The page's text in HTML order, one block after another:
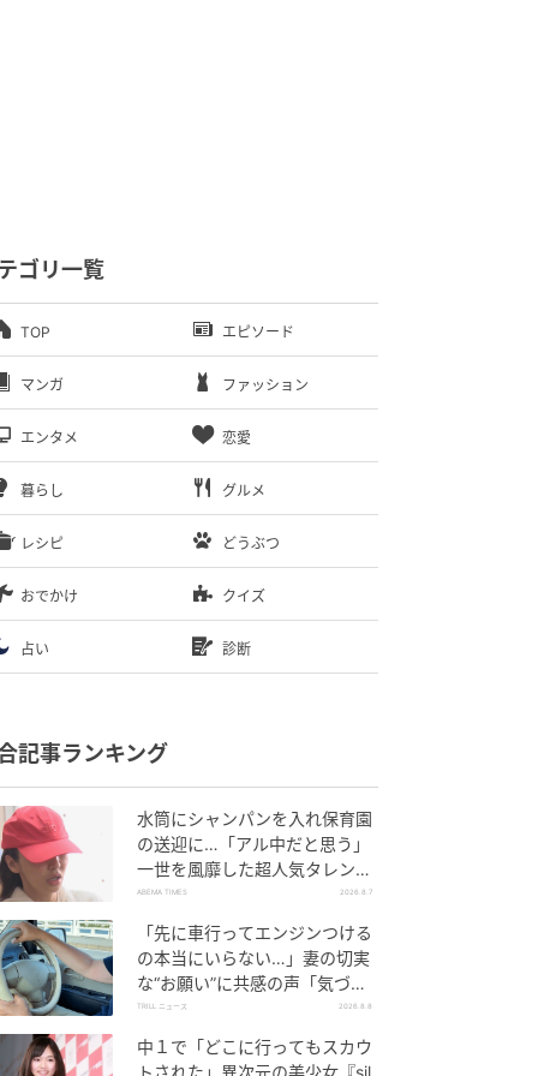
ゴリ一覧
TOP エピソード
マンガ ファッション
エンタメ 恋愛
暮らし グルメ
レシピ どうぶつ
おでかけ クイズ
占い 診断
記事ランキング
水筒にシャンパンを入れ保育園
の送迎に…「アル中だと思う」
一世を風靡した超人気タレン
ト、酒漬けだった日々を告白
ABEMA TIMES 2026.8.7
「先に車行ってエンジンつける
の本当にいらない…」妻の切実
な“お願い”に共感の声「気づか
ないんですよね…」
TRILL ニュース 2026.8.8
中１で「どこに行ってもスカウ
トされた」異次元の美少女『sil